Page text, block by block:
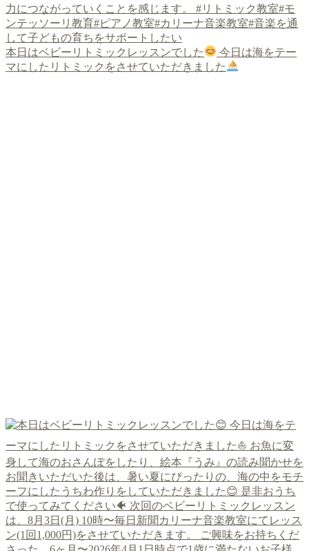
本日はベビーリトミックレッスンでした
今日は海をテー
マにしたリトミックをさせていただきました